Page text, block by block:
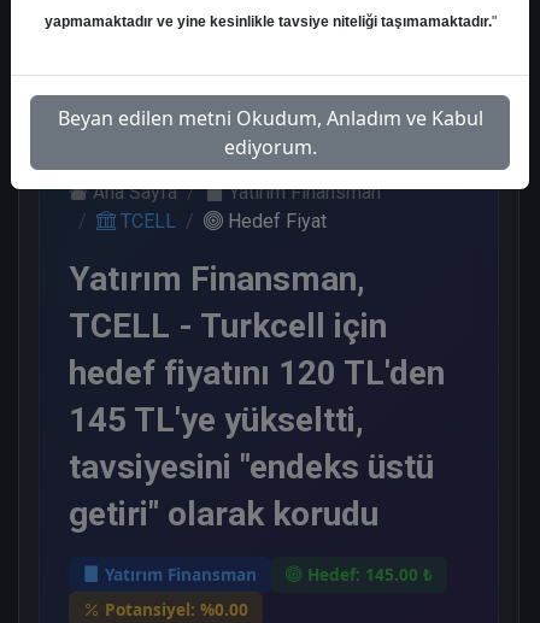
12 1 5 2
Pazartesi, 27 Ocak 2025
Ana Sayfa
Yatırım Finansman
TCELL
Hedef Fiyat
Yatırım Finansman,
TCELL - Turkcell için
hedef fiyatını 120 TL'den
145 TL'ye yükseltti,
tavsiyesini "endeks üstü
getiri" olarak korudu
Yatırım Finansman
Hedef: 145.00 ₺
Potansiyel: %0.00
yapmamaktadır ve yine kesinlikle tavsiye niteliği taşımamaktadır."
Beyan edilen metni Okudum, Anladım ve Kabul
ediyorum.